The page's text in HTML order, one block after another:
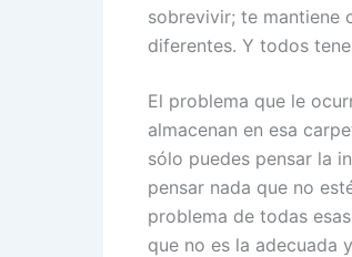
sobrevivir; te mantiene
diferentes. Y todos
El problema que le
almacenan en esa
sólo puedes pensar la
pensar nada que no
problema de todas
que no es la adecuada